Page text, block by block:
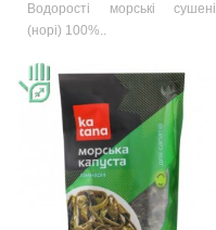
Водорості морські сушені
(норі) 100%..